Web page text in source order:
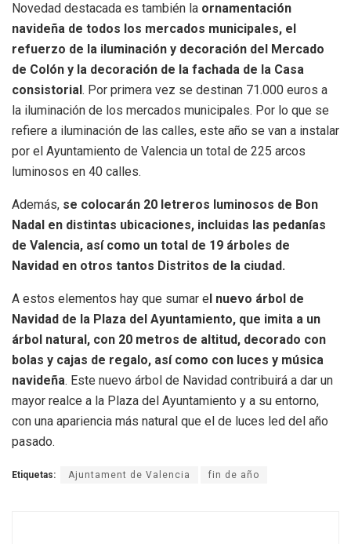
Novedad destacada es también la ornamentación
navideña de todos los mercados municipales, el
refuerzo de la iluminación y decoración del Mercado
de Colón y la decoración de la fachada de la Casa
consistorial . Por primera vez se destinan 71.000 euros a
la iluminación de los mercados municipales. Por lo que se
refiere a iluminación de las calles, este año se van a instalar
por el Ayuntamiento de Valencia un total de 225 arcos
luminosos en 40 calles.
Además, se colocarán 20 letreros luminosos de Bon
Nadal en distintas ubicaciones, incluidas las pedanías
de Valencia, así como un total de 19 árboles de
Navidad en otros tantos Distritos de la ciudad.
A estos elementos hay que sumar e l nuevo árbol de
Navidad de la Plaza del Ayuntamiento, que imita a un
árbol natural, con 20 metros de altitud, decorado con
bolas y cajas de regalo, así como con luces y música
navideña. Este nuevo árbol de Navidad contribuirá a dar un
mayor realce a la Plaza del Ayuntamiento y a su entorno,
con una apariencia más natural que el de luces led del año
pasado.
Etiquetas: Ajuntament de Valencia fin de año